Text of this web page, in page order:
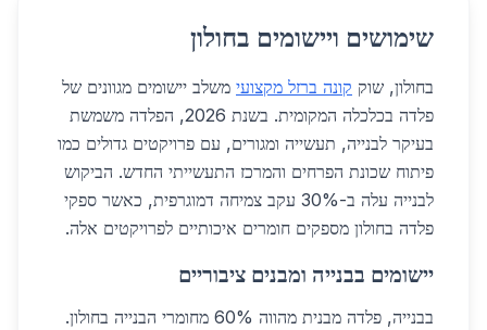
שימושים ויישומים בחולון
בחולון, שוק קונה ברזל מקצועי משלב יישומים מגוונים של
פלדה בכלכלה המקומית. בשנת 2026, הפלדה משמשת
בעיקר לבנייה, תעשייה ומגורים, עם פרויקטים גדולים כמו
פיתוח שכונת הפרחים והמרכז התעשייתי החדש. הביקוש
לבנייה עלה ב-30% עקב צמיחה דמוגרפית, כאשר ספקי
פלדה בחולון מספקים חומרים איכותיים לפרויקטים אלה.
יישומים בבנייה ומבנים ציבוריים
בבנייה, פלדה מבנית מהווה 60% מחומרי הבנייה בחולון.